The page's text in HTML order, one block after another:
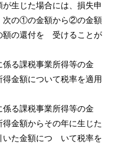
生じた場合には、損失申
次の①の金額から②の金額
額の還付を 受けることが
る課税事業所得等の金
金額について税率を適用
る課税事業所得等の金
金額からその年に生じた
いた金額につ いて税率を